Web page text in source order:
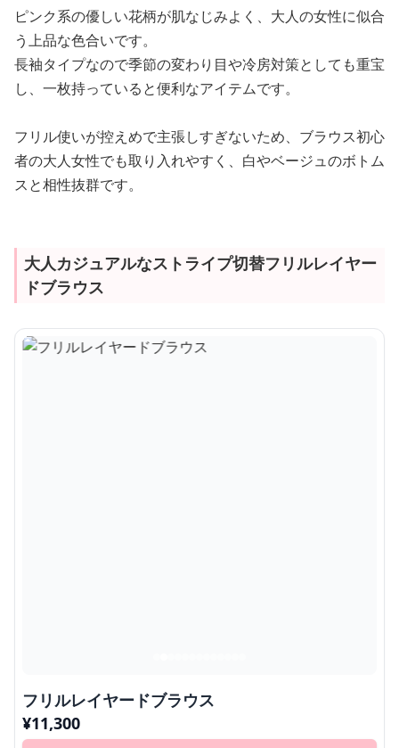
ピンク系の優しい花柄が肌なじみよく、大人の女性に似合
う上品な色合いです。
長袖タイプなので季節の変わり目や冷房対策としても重宝
し、一枚持っていると便利なアイテムです。
フリル使いが控えめで主張しすぎないため、ブラウス初心
者の大人女性でも取り入れやすく、白やベージュのボトム
スと相性抜群です。
大人カジュアルなストライプ切替フリルレイヤー
ドブラウス
フリルレイヤードブラウス
¥11,300